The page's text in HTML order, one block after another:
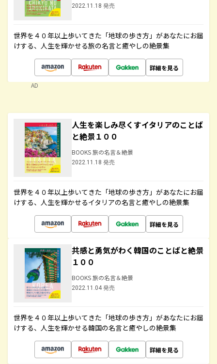
2022.11.18 発売
世界を４０年以上歩いてきた「地球の歩き方」があなたにお届
けする、人生を輝かせる旅の名言と癒やしの絶景集
詳細を見る
AD
人生を楽しみ尽くすイタリアのことば
と絶景１００
BOOKS 旅の名言＆絶景
2022.11.18 発売
世界を４０年以上歩いてきた「地球の歩き方」があなたにお届
けする、人生を輝かせるイタリアの名言と癒やしの絶景集
詳細を見る
共感と勇気がわく韓国のことばと絶景
１００
BOOKS 旅の名言＆絶景
2022.11.04 発売
世界を４０年以上歩いてきた「地球の歩き方」があなたにお届
けする、人生を輝かせる韓国の名言と癒やしの絶景集
詳細を見る